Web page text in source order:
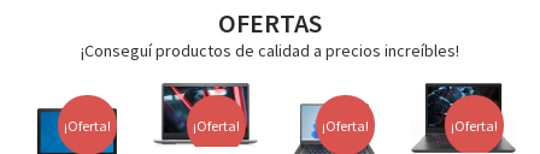
OFERTAS
¡Conseguí productos de calidad a precios increíbles!
¡Oferta! ¡Oferta! ¡Oferta! ¡Oferta!